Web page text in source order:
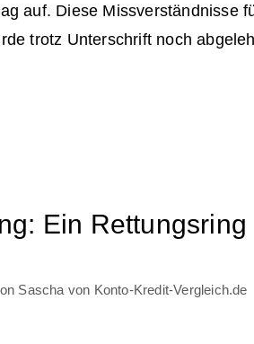
auf. Diese Missverständnisse
trotz Unterschrift noch
Ein
Sascha von Konto-Kredit-Vergleich.de